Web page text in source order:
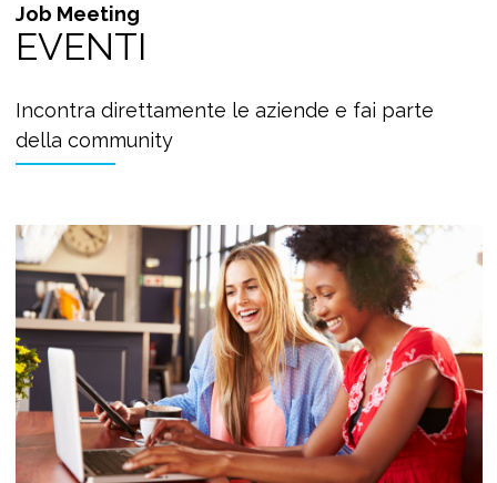
Job Meeting
EVENTI
Incontra direttamente le aziende e fai parte
della community